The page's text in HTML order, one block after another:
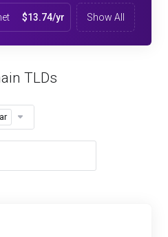
$13.74/yr Show All
TLDs